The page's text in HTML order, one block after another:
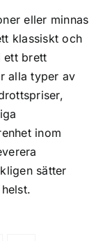
eller minnas
klassiskt och
ett brett
alla typer av
inom
sätter